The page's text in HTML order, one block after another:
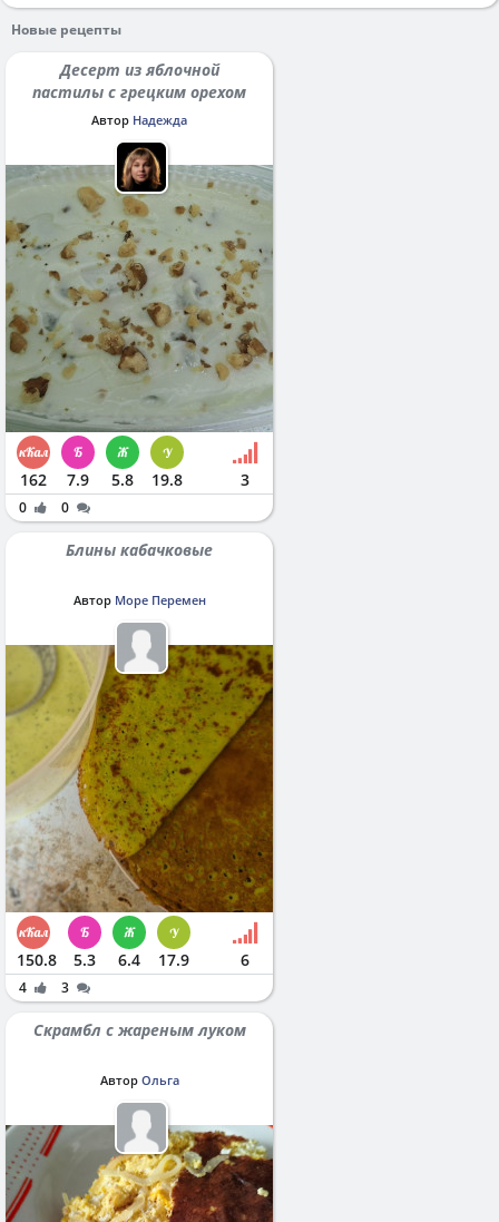
Новые рецепты
Десерт из яблочной
пастилы с грецким орехом
Автор Надежда
162 7.9 5.8 19.8 3
0 0
Блины кабачковые
Автор Море Перемен
150.8 5.3 6.4 17.9 6
4 3
Скрамбл с жареным луком
Автор Ольга